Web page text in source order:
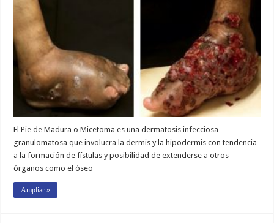
El Pie de Madura o Micetoma es una dermatosis infecciosa
granulomatosa que involucra la dermis y la hipodermis con tendencia
a la formación de fístulas y posibilidad de extenderse a otros
órganos como el óseo
Ampliar »